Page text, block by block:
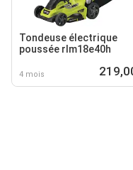
Tondeuse électrique
poussée rlm18e40h
4 mois